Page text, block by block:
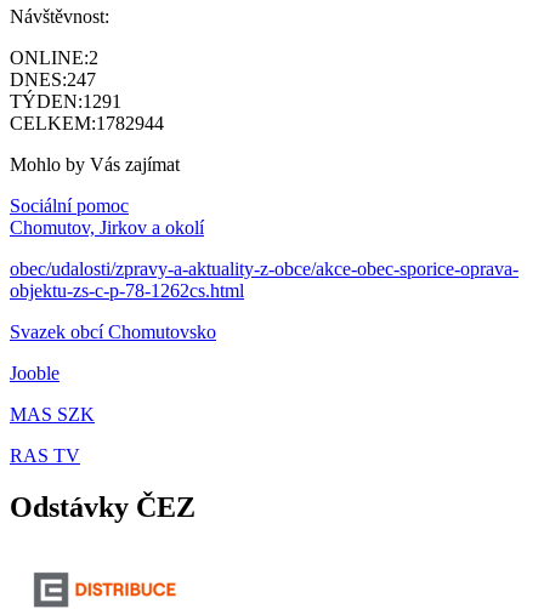
Návštěvnost:
ONLINE:2
DNES:247
TÝDEN:1291
CELKEM:1782944
Mohlo by Vás zajímat
Sociální pomoc
Chomutov, Jirkov a okolí
obec/udalosti/zpravy-a-aktuality-z-obce/akce-obec-sporice-oprava-
objektu-zs-c-p-78-1262cs.html
Svazek obcí Chomutovsko
Jooble
MAS SZK
RAS TV
Odstávky ČEZ